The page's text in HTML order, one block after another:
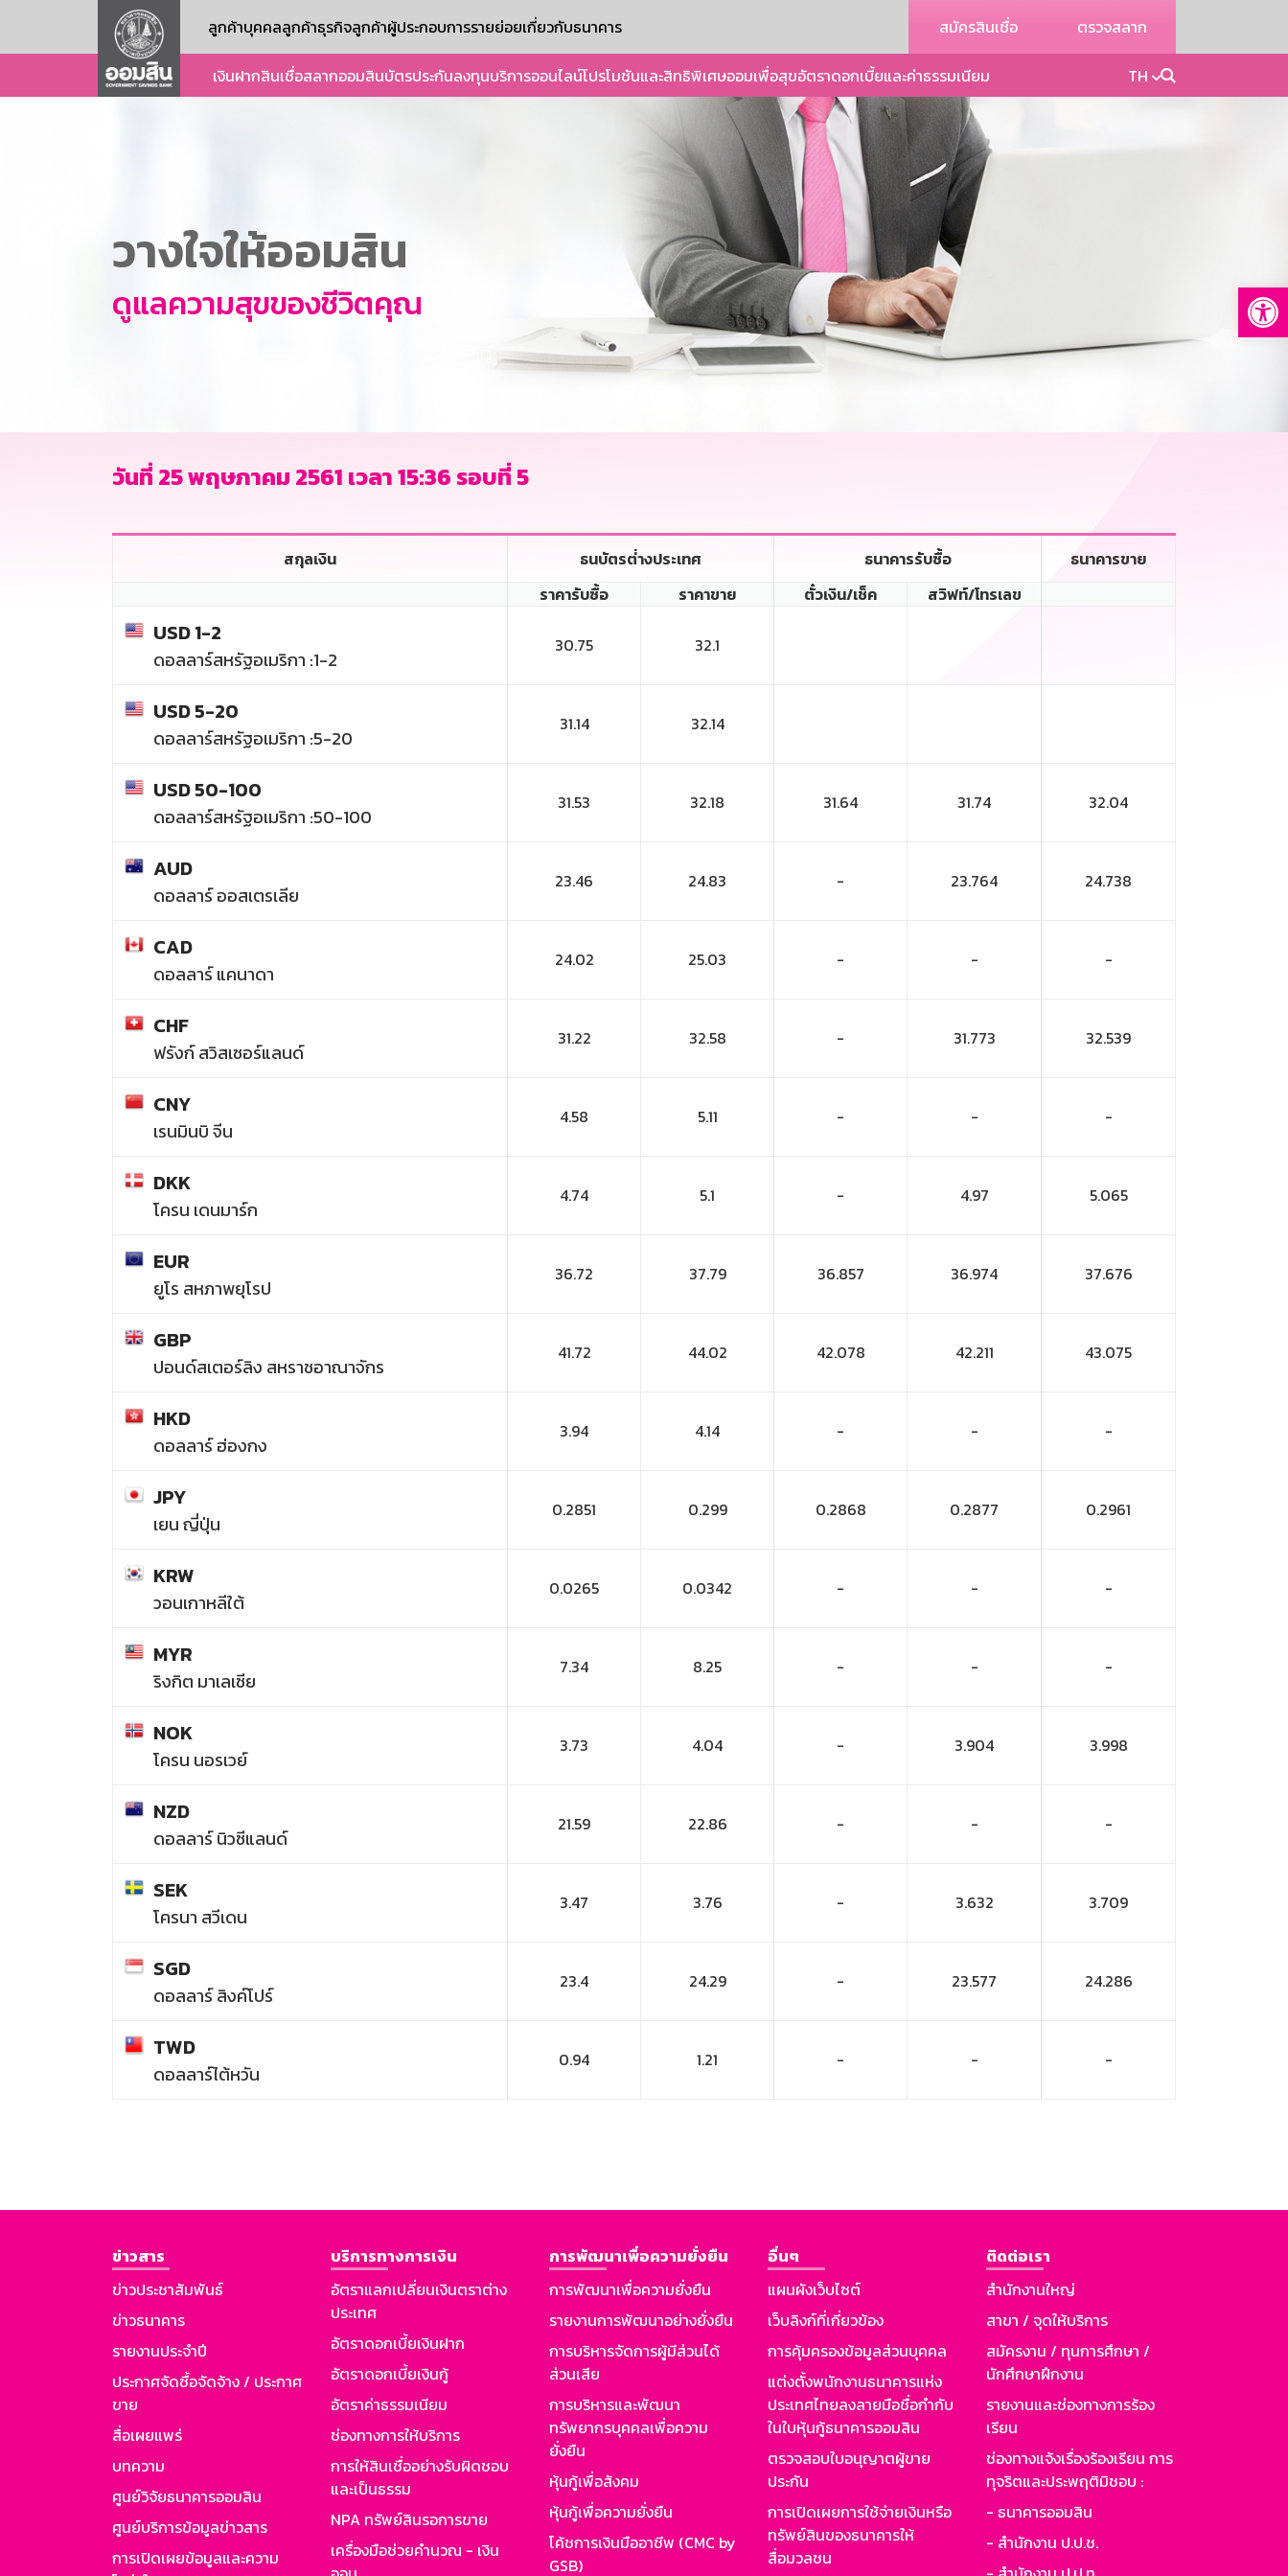
ลูกค้าบุคคลลูกค้าธุรกิจลูกค้าผู้ประกอบการรายย่อยเกี่ยวกับธนาคาร สมัครสินเชื่อ ตรวจสลาก
เงินฝากสินเชื่อสลากออมสินบัตรประกันลงทุนบริการออนไลน์โปรโมชันและสิทธิพิเศษออมเพื่อสุขอัตราดอกเบี้ยและค่าธรรมเนียม TH
วางใจให้ออมสิน
ดูแลความสุขของชีวิตคุณ
วันที่ 25 พฤษภาคม 2561 เวลา 15:36 รอบที่ 5
สกุลเงิน ธนบัตรต่่างประเทศ ธนาคารรับซื้อ
ธนาคารขาย
ราคารับซื้อ
ราคาขาย ตั๋วเงิน/เช็ค สวิฟท์/โทรเลข
USD 1-2
ดอลลาร์สหรัฐอเมริกา :1-2
30.75 32.1
USD 5-20
ดอลลาร์สหรัฐอเมริกา :5-20
31.14 32.14
USD 50-100
ดอลลาร์สหรัฐอเมริกา :50-100
31.53 32.18 31.64 31.74 32.04
AUD
ดอลลาร์ ออสเตรเลีย
23.46 24.83 - 23.764 24.738
CAD
ดอลลาร์ แคนาดา
24.02 25.03 - - -
CHF
ฟรังก์ สวิสเซอร์แลนด์
31.22 32.58 - 31.773 32.539
CNY
เรนมินบิ จีน
4.58 5.11 - - -
DKK
โครน เดนมาร์ก
4.74 5.1 - 4.97 5.065
EUR
ยูโร สหภาพยุโรป
36.72 37.79 36.857 36.974 37.676
GBP
ปอนด์สเตอร์ลิง สหราชอาณาจักร
41.72 44.02 42.078 42.211 43.075
HKD
ดอลลาร์ ฮ่องกง
3.94 4.14 - - -
JPY
เยน ญี่ปุ่น
0.2851 0.299 0.2868 0.2877 0.2961
KRW
วอนเกาหลีใต้
0.0265 0.0342 - - -
MYR
ริงกิต มาเลเซีย
7.34 8.25 - - -
NOK
โครน นอรเวย์
3.73 4.04 - 3.904 3.998
NZD
ดอลลาร์ นิวซีแลนด์
21.59 22.86 - - -
SEK
โครนา สวีเดน
3.47 3.76 - 3.632 3.709
SGD
ดอลลาร์ สิงค์โปร์
23.4 24.29 - 23.577 24.286
TWD
ดอลลาร์ไต้หวัน
0.94 1.21 - - -
ข่าวสาร
ข่าวประชาสัมพันธ์
ข่าวธนาคาร
รายงานประจำปี
ประกาศจัดซื้อจัดจ้าง / ประกาศ
ขาย
สื่อเผยแพร่
บทความ
ศูนย์วิจัยธนาคารออมสิน
ศูนย์บริการข้อมูลข่าวสาร
การเปิดเผยข้อมูลและความ
บริการทางการเงิน
อัตราแลกเปลี่ยนเงินตราต่าง
ประเทศ
อัตราดอกเบี้ยเงินฝาก
อัตราดอกเบี้ยเงินกู้
อัตราค่าธรรมเนียม
ช่องทางการให้บริการ
การให้สินเชื่ออย่างรับผิดชอบ
และเป็นธรรม
NPA ทรัพย์สินรอการขาย
เครื่องมือช่วยคำนวณ - เงิน
การพัฒนาเพื่อความยั่งยืน
การพัฒนาเพื่อความยั่งยืน
รายงานการพัฒนาอย่างยั่งยืน
การบริหารจัดการผู้มีส่วนได้
ส่วนเสีย
การบริหารและพัฒนา
ทรัพยากรบุคคลเพื่อความ
ยั่งยืน
หุ้นกู้เพื่อสังคม
หุ้นกู้เพื่อความยั่งยืน
โค้ชการเงินมืออาชีพ (CMC by
GSB)
อื่นๆ
แผนผังเว็บไซต์
เว็บลิงก์ที่เกี่ยวข้อง
การคุ้มครองข้อมูลส่วนบุคคล
แต่งตั้งพนักงานธนาคารแห่ง
ประเทศไทยลงลายมือชื่อกำกับ
ในใบหุ้นกู้ธนาคารออมสิน
ตรวจสอบใบอนุญาตผู้ขาย
ประกัน
การเปิดเผยการใช้จ่ายเงินหรือ
ทรัพย์สินของธนาคารให้
สื่อมวลชน
ติดต่อเรา
สำนักงานใหญ่
สาขา / จุดให้บริการ
สมัครงาน / ทุนการศึกษา /
นักศึกษาฝึกงาน
รายงานและช่องทางการร้อง
เรียน
ช่องทางแจ้งเรื่องร้องเรียน การ
ทุจริตและประพฤติมิชอบ :
- ธนาคารออมสิน
- สำนักงาน ป.ป.ช.